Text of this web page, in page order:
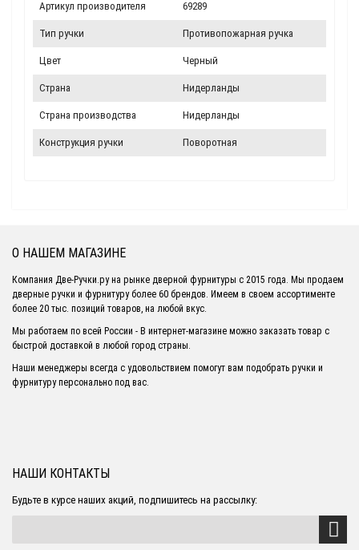
Артикул производителя 69289
Тип ручки Противопожарная ручка
Цвет Черный
Страна Нидерланды
Страна производства Нидерланды
Конструкция ручки Поворотная
О НАШЕМ МАГАЗИНЕ
Компания Две-Ручки.ру на рынке дверной фурнитуры с 2015 года. Мы продаем
дверные ручки и фурнитуру более 60 брендов. Имеем в своем ассортименте
более 20 тыс. позиций товаров, на любой вкус.
Мы работаем по всей России - В интернет-магазине можно заказать товар с
быстрой доставкой в любой город страны.
Наши менеджеры всегда с удовольствием помогут вам подобрать ручки и
фурнитуру персонально под вас.
НАШИ КОНТАКТЫ
Будьте в курсе наших акций, подпишитесь на рассылку: